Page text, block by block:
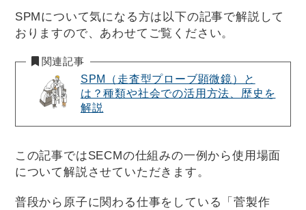
SPMについて気になる方は以下の記事で解説して
おりますので、あわせてご覧ください。
関連記事
SPM（走査型プローブ顕微鏡）と
は？種類や社会での活用方法、歴史を
解説
この記事ではSECMの仕組みの一例から使用場面
について解説させていただきます。
普段から原子に関わる仕事をしている「菅製作